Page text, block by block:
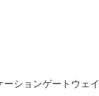
ションゲートウェイ